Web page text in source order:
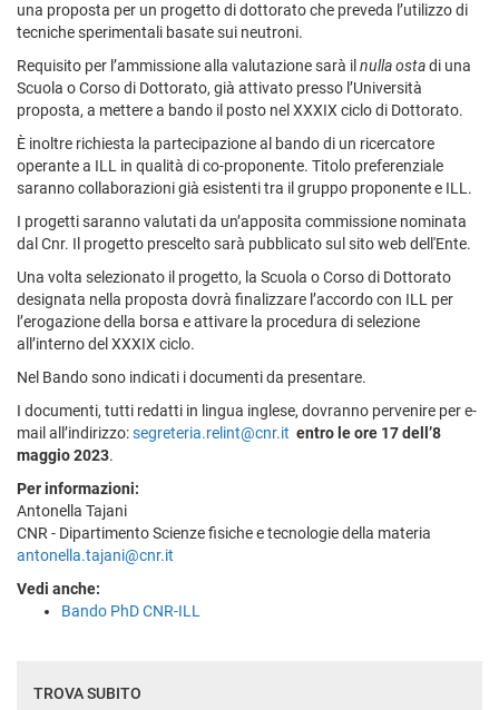
una proposta per un progetto di dottorato che preveda l’utilizzo di
tecniche sperimentali basate sui neutroni.
Requisito per l’ammissione alla valutazione sarà il nulla ostadi una
Scuola o Corso di Dottorato, già attivato presso l’Università
proposta, a mettere a bando il posto nel XXXIX ciclo di Dottorato.
È inoltre richiesta la partecipazione al bando di un ricercatore
operante a ILL in qualità di co-proponente. Titolo preferenziale
saranno collaborazioni già esistenti tra il gruppo proponente e ILL.
I progetti saranno valutati da un’apposita commissione nominata
dal Cnr. Il progetto prescelto sarà pubblicato sul sito web dell'Ente.
Una volta selezionato il progetto, la Scuola o Corso di Dottorato
designata nella proposta dovrà finalizzare l’accordo con ILL per
l’erogazione della borsa e attivare la procedura di selezione
all’interno del XXXIX ciclo.
Nel Bando sono indicati i documenti da presentare.
I documenti, tutti redatti in lingua inglese, dovranno pervenire per e-
mail all’indirizzo:segreteria.relint@cnr.it entro le ore 17 dell’8
maggio 2023.
Per informazioni:
Antonella Tajani
CNR - Dipartimento Scienze fisiche e tecnologie della materia
antonella.tajani@cnr.it
Vedi anche:
Bando PhD CNR-ILL
TROVA SUBITO